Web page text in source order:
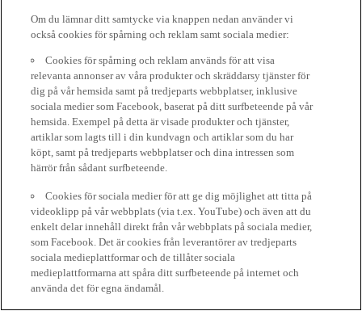
Om du lämnar ditt samtycke via knappen nedan använder vi
också cookies för spårning och reklam samt sociala medier:
Cookies för spårning och reklam används för att visa
relevanta annonser av våra produkter och skräddarsy tjänster för
dig på vår hemsida samt på tredjeparts webbplatser, inklusive
sociala medier som Facebook, baserat på ditt surfbeteende på vår
hemsida. Exempel på detta är visade produkter och tjänster,
artiklar som lagts till i din kundvagn och artiklar som du har
köpt, samt på tredjeparts webbplatser och dina intressen som
härrör från sådant surfbeteende.
Cookies för sociala medier för att ge dig möjlighet att titta på
videoklipp på vår webbplats (via t.ex. YouTube) och även att du
enkelt delar innehåll direkt från vår webbplats på sociala medier,
som Facebook. Det är cookies från leverantörer av tredjeparts
sociala medieplattformar och de tillåter sociala
medieplattformarna att spåra ditt surfbeteende på internet och
använda det för egna ändamål.